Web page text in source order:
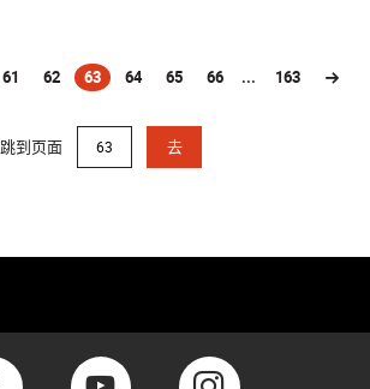
61 62 63
(current)
64 65 66 ... 163
跳到页面 去